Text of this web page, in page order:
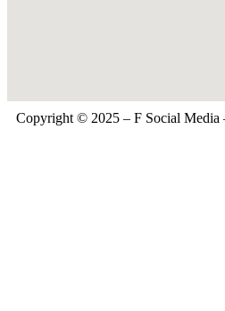
Copyright © 2025 – F Social Media